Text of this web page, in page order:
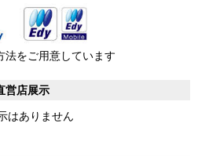
法をご用意しています
営店展示
はありません